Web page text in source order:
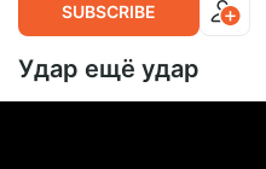
SUBSCRIBE
Удар ещё удар